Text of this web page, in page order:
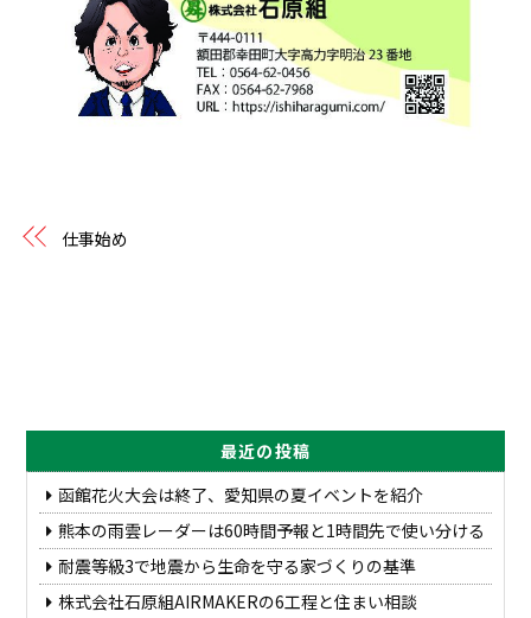
仕事始め
最近の投稿
函館花火大会は終了、愛知県の夏イベントを紹介
熊本の雨雲レーダーは60時間予報と1時間先で使い分ける
耐震等級3で地震から生命を守る家づくりの基準
株式会社石原組AIRMAKERの6工程と住まい相談